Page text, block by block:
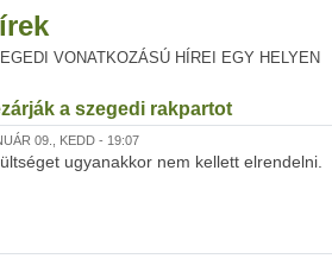
VONATKOZÁSÚ HÍREI EGY HELYEN
a szegedi rakpartot
09., KEDD - 19:07
ugyanakkor nem kellett elrendelni.